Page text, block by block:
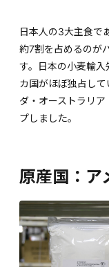
日本人の3大主食で
約7割を占めるのが
す。日本の小麦輸
カ国がほぼ独占し
ダ・オーストラリ
プしました。
原産国：ア